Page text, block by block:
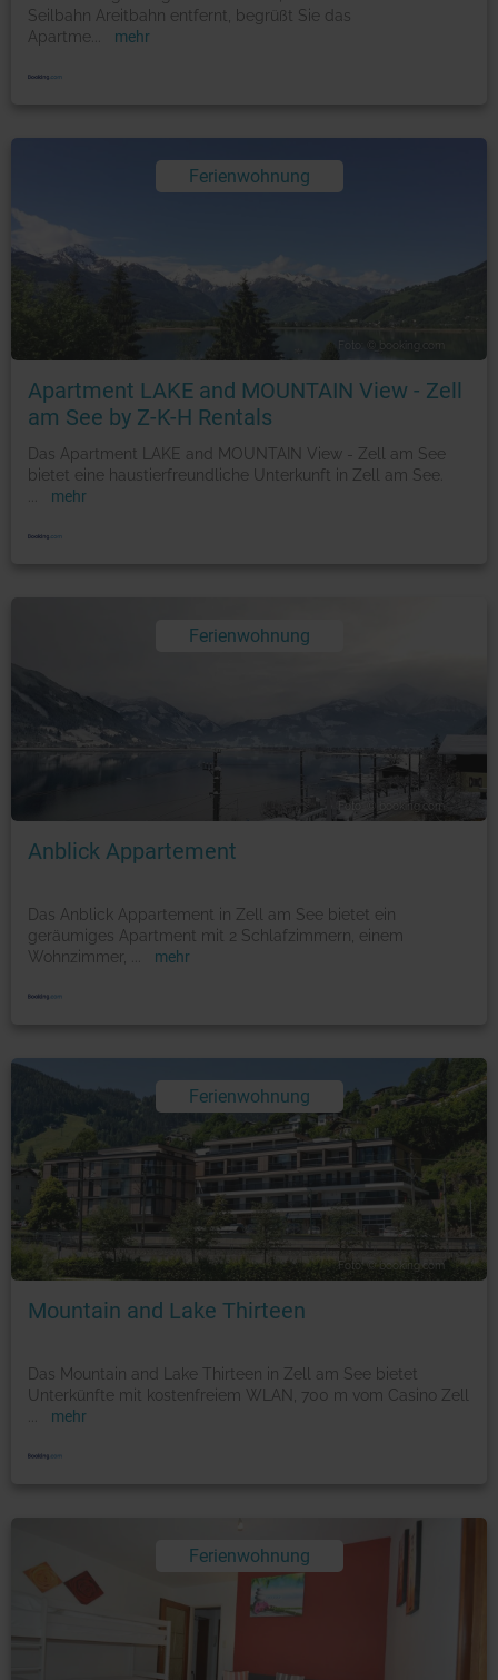
Seilbahn Areitbahn entfernt, begrüßt Sie das
Apartme
mehr
Ferienwohnung
Foto: © booking.com
Apartment LAKE and MOUNTAIN View - Zell
am See by Z-K-H Rentals
Das Apartment LAKE and MOUNTAIN View - Zell am See
bietet eine haustierfreundliche Unterkunft in Zell am See.
mehr
Ferienwohnung
Foto: © booking.com
Anblick Appartement
Das Anblick Appartement in Zell am See bietet ein
geräumiges Apartment mit 2 Schlafzimmern, einem
Wohnzimmer,
mehr
Ferienwohnung
Foto: © booking.com
Mountain and Lake Thirteen
Das Mountain and Lake Thirteen in Zell am See bietet
Unterkünfte mit kostenfreiem WLAN, 700 m vom Casino Zell
mehr
Ferienwohnung